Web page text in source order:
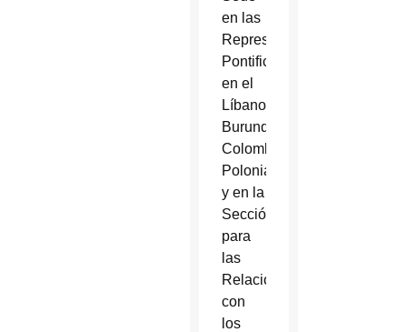
en las
Representaciones
Pontificias
en el
Líbano,
Burundi,
Colombia,
Polonia
y en la
Sección
para
las
Relaciones
con
los